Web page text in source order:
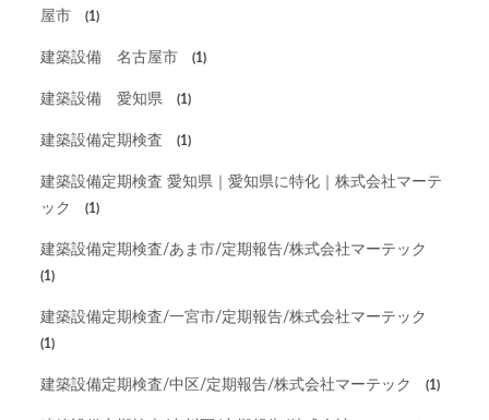
屋市
(1)
建築設備 名古屋市 (1)
建築設備 愛知県 (1)
建築設備定期検査 (1)
建築設備定期検査 愛知県｜愛知県に特化｜株式会社マーテ
ック
(1)
建築設備定期検査/あま市/定期報告/株式会社マーテック
(1)
建築設備定期検査/一宮市/定期報告/株式会社マーテック
(1)
建築設備定期検査/中区/定期報告/株式会社マーテック (1)